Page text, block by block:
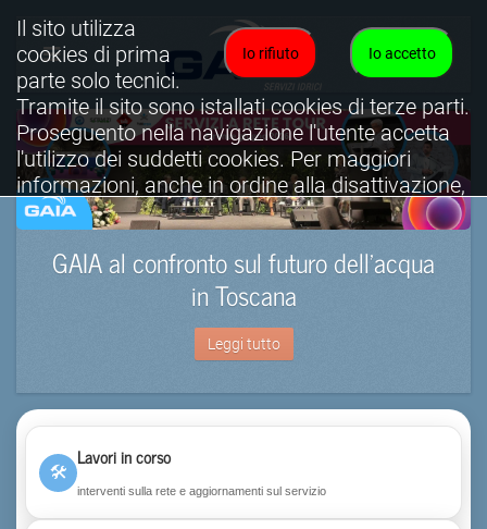
GAIA al confronto sul futuro dell’acqua
in Toscana
Leggi tutto
🛠
Lavori in corso
interventi sulla rete e aggiornamenti sul servizio
Io accetto
Io rifiuto
Il sito utilizza
cookies di prima
parte solo tecnici.
Tramite il sito sono istallati cookies di terze parti.
Proseguento nella navigazione l'utente accetta
l'utilizzo dei suddetti cookies. Per maggiori
informazioni, anche in ordine alla disattivazione,
è possibile consultare l'informativa cookies
completa.
Visualizza informativa completa.